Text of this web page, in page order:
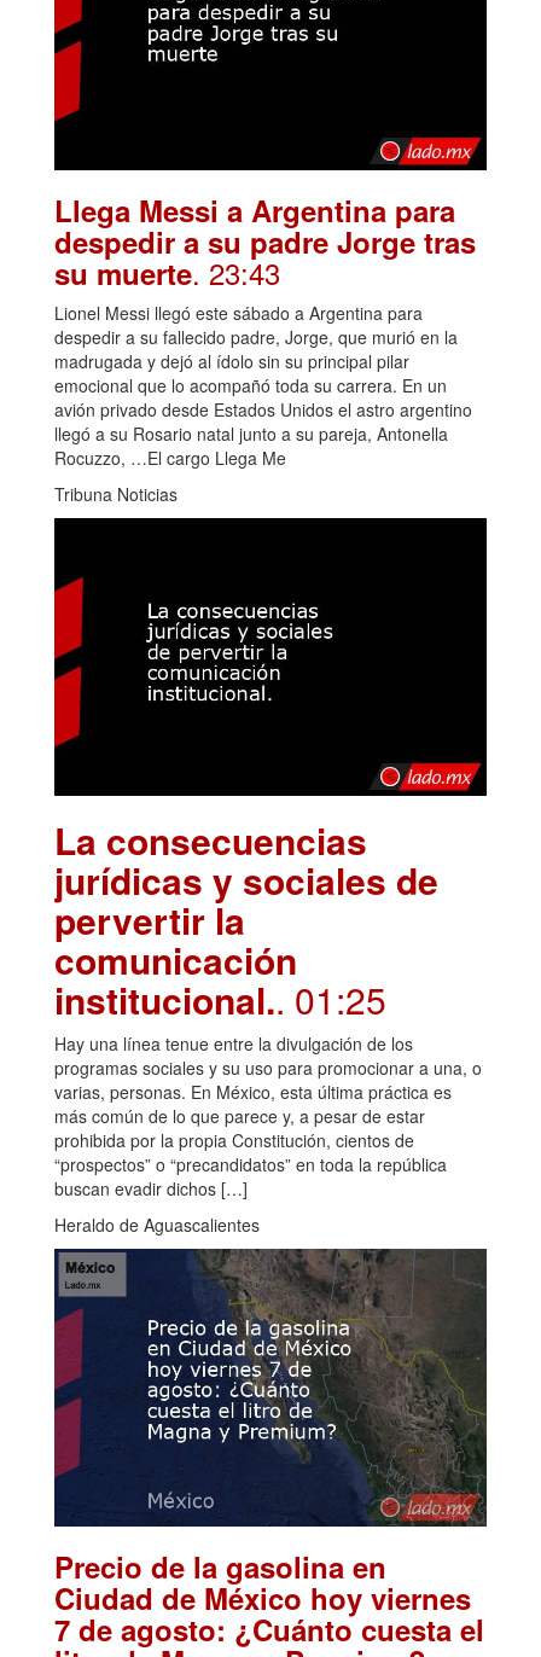
Llega Messi a Argentina para
despedir a su padre Jorge tras
su muerte. 23:43
Lionel Messi llegó este sábado a Argentina para
despedir a su fallecido padre, Jorge, que murió en la
madrugada y dejó al ídolo sin su principal pilar
emocional que lo acompañó toda su carrera. En un
avión privado desde Estados Unidos el astro argentino
llegó a su Rosario natal junto a su pareja, Antonella
Rocuzzo, …El cargo Llega Me
Tribuna Noticias
La consecuencias
jurídicas y sociales de
pervertir la
comunicación
institucional.. 01:25
Hay una línea tenue entre la divulgación de los
programas sociales y su uso para promocionar a una, o
varias, personas. En México, esta última práctica es
más común de lo que parece y, a pesar de estar
prohibida por la propia Constitución, cientos de
“prospectos” o “precandidatos” en toda la república
buscan evadir dichos […]
Heraldo de Aguascalientes
Precio de la gasolina en
Ciudad de México hoy viernes
7 de agosto: ¿Cuánto cuesta el